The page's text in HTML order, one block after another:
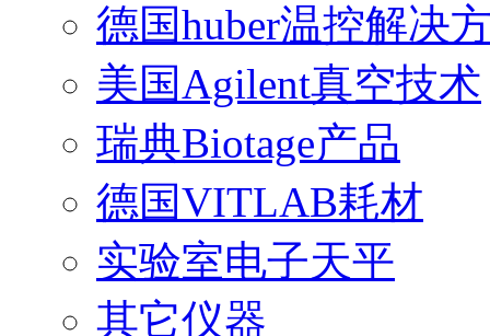
德国huber温控解决
美国Agilent真空技术
瑞典Biotage产品
德国VITLAB耗材
实验室电子天平
其它仪器